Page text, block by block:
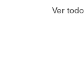
Ver todo